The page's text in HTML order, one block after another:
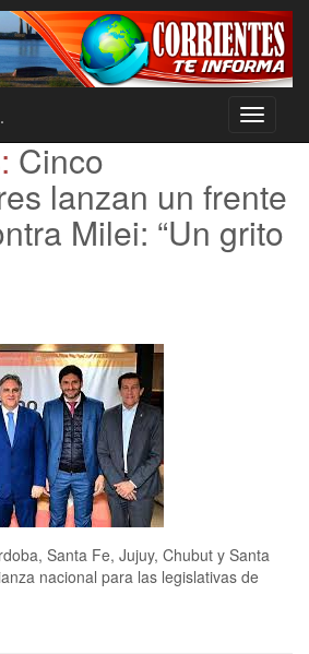
Toggle
Cinco
lanzan un frente
Milei: “Un grito
Santa Fe, Jujuy, Chubut y Santa
nacional para las legislativas de